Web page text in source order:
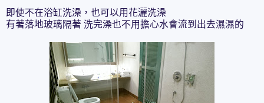
即使不在浴缸洗澡，也可以用花灑洗澡
有著落地玻璃隔著 洗完澡也不用擔心水會流到出去濕濕的